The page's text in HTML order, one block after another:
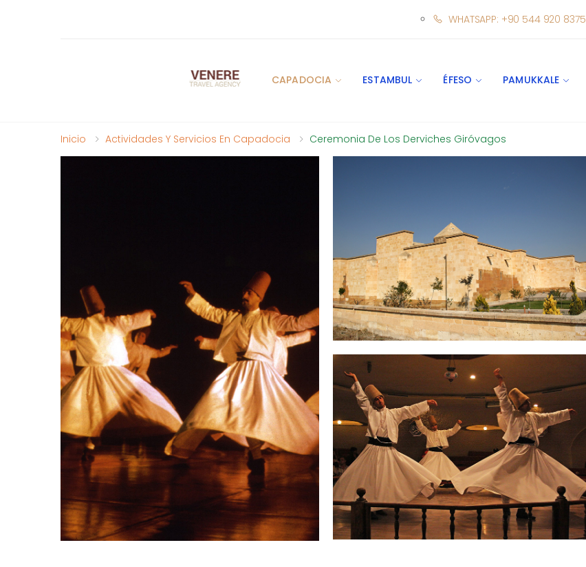
WHATSAPP: +90 544 920 8375
CAPADOCIA ESTAMBUL ÉFESO PAMUKKALE
Inicio Actividades Y Servicios En Capadocia Ceremonia De Los Derviches Giróvagos